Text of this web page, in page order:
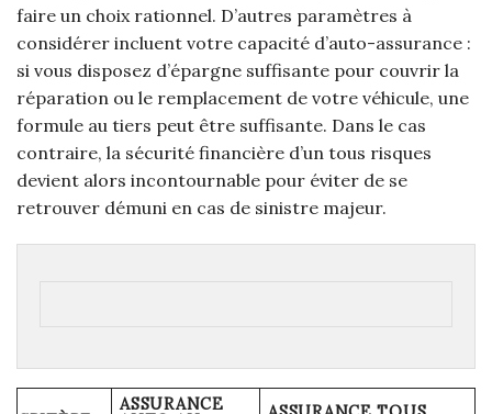
faire un choix rationnel. D’autres paramètres à
considérer incluent votre capacité d’auto-assurance :
si vous disposez d’épargne suffisante pour couvrir la
réparation ou le remplacement de votre véhicule, une
formule au tiers peut être suffisante. Dans le cas
contraire, la sécurité financière d’un tous risques
devient alors incontournable pour éviter de se
retrouver démuni en cas de sinistre majeur.
ASSURANCE